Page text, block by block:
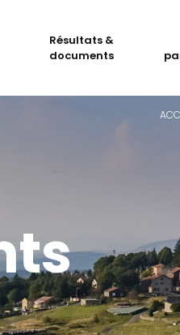
Résultats &
documents